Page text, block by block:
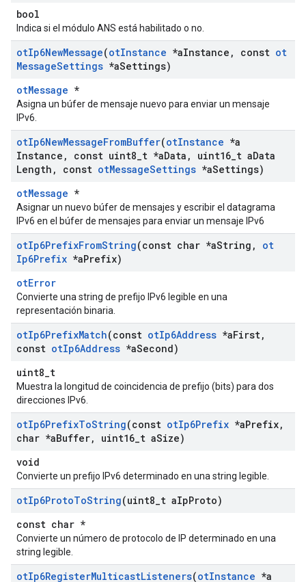
bool
Indica si el módulo ANS está habilitado o no.
otIp6NewMessage(otInstance *aInstance , const ot
MessageSettings *aSettings)
otMessage *
Asigna un búfer de mensaje nuevo para enviar un mensaje
IPv6.
otIp6NewMessageFromBuffer(otInstance *a
Instance , const uint8 t *aData , uint16 t aData
Length , const otMessageSettings *aSettings)
otMessage *
Asignar un nuevo búfer de mensajes y escribir el datagrama
IPv6 en el búfer de mensajes para enviar un mensaje IPv6
otIp6PrefixFromString(const char *aString ,
ot
Ip6Prefix *aPrefix)
otError
Convierte una string de prefijo IPv6 legible en una
representación binaria.
otIp6PrefixMatch(const otIp6Address *aFirst,
const otIp6Address *aSecond)
uint8_t
Muestra la longitud de coincidencia de prefijo (bits) para dos
direcciones IPv6.
otIp6PrefixToString(const otIp6Prefix *aPrefix,
char *aBuffer, uint16 t aSize)
void
Convierte un prefijo IPv6 determinado en una string legible.
otIp6ProtoToString(uint8 t aIpProto)
const char *
Convierte un número de protocolo de IP determinado en una
string legible.
otIp6RegisterMulticastListeners(otInstance *a